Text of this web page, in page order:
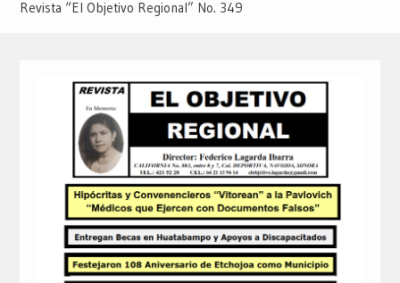
Revista “El Objetivo Regional” No. 349